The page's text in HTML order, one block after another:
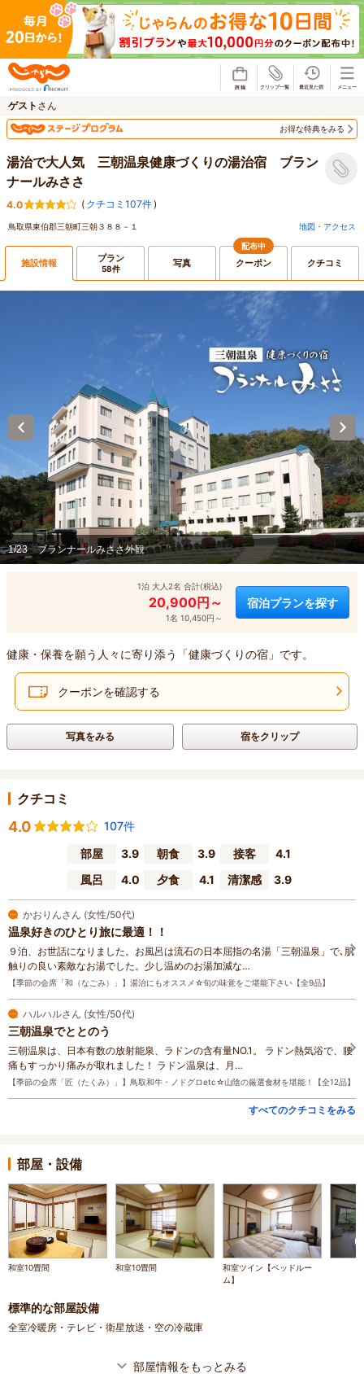
ゲスト さん
お得な特典をみる
湯治で大人気 三朝温泉健康づくりの湯治宿 ブラン
ナールみささ
4.0 ( クチコミ107件)
鳥取県東伯郡三朝町三朝３８８－１ 地図・アクセス
施設情報 プラン
58件 写真
配布中
クーポン クチコミ
1/23 ブランナールみささ外観
1泊 大人2名 合計(税込)
20,900円～
1名 10,450円～
宿泊プランを探す
健康・保養を願う人々に寄り添う「健康づくりの宿」です。
クーポンを確認する
写真をみる 宿をクリップ
クチコミ
4.0
107件
部屋
3.9 朝食 3.9 接客
4.1
風呂
4.0 夕食 4.1 清潔感 3.9
かおりんさん (女性/50代)
温泉好きのひとり旅に最適！！
９泊、お世話になりました。お風呂は流石の日本屈指の名湯「三朝温泉」で､肌
触りの良い素敵なお湯でした。少し温めのお湯加減な…
【季節の会席「和（なごみ）」】湯治にもオススメ☆旬の味覚をご堪能下さい【全9品】
ハルハルさん (女性/50代)
三朝温泉でととのう
三朝温泉は、日本有数の放射能泉、ラドンの含有量NO.1。 ラドン熱気浴で、腰
痛もすっかり痛みが取れました！ ラドン温泉は、月…
【季節の会席「匠（たくみ）」】鳥取和牛・ノドグロetc☆山陰の厳選食材を堪能！【全12品】
すべてのクチコミをみる
部屋・設備
和室10畳間 和室10畳間
和室ツイン【ベッドルー
ム】
標準的な部屋設備
全室冷暖房・テレビ・衛星放送・空の冷蔵庫
部屋情報をもっとみる